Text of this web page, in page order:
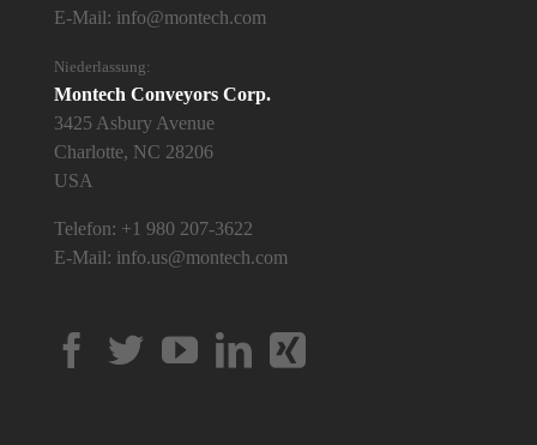
E-Mail: info@montech.com
Niederlassung:
Montech Conveyors Corp.
3425 Asbury Avenue
Charlotte, NC 28206
USA
Telefon: +1 980 207-3622
E-Mail: info.us@montech.com